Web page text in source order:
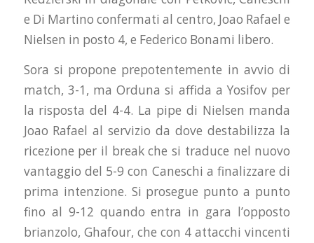
e Di Martino confermati al centro, Joao Rafael e
Nielsen in posto 4, e Federico Bonami libero.
Sora si propone prepotentemente in avvio di
match, 3-1, ma Orduna si affida a Yosifov per
la risposta del 4-4. La pipe di Nielsen manda
Joao Rafael al servizio da dove destabilizza la
ricezione per il break che si traduce nel nuovo
vantaggio del 5-9 con Caneschi a finalizzare di
prima intenzione. Si prosegue punto a punto
fino al 9-12 quando entra in gara l’opposto
brianzolo, Ghafour, che con 4 attacchi vincenti